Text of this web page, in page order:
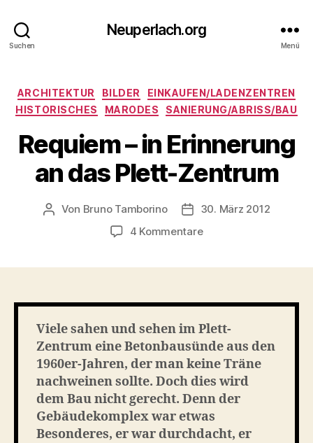
Suchen
Neuperlach.org
Menü
Kategorien
ARCHITEKTUR BILDER
EINKAUFEN/LADENZENTREN
HISTORISCHES
MARODES SANIERUNG/ABRISS/BAU
Requiem – in Erinnerung
an das Plett-Zentrum
Beitragsautor
Von Bruno Tamborino Veröffentlichungsdatum
30. März 2012
4 Kommentarezu
an
das
Plett-
Zentrum
Viele sahen und sehen im Plett-
Zentrum eine Betonbausünde aus den
1960er-Jahren, der man keine Träne
nachweinen sollte. Doch dies wird
dem Bau nicht gerecht. Denn der
Gebäudekomplex war etwas
Besonderes, er war durchdacht, er